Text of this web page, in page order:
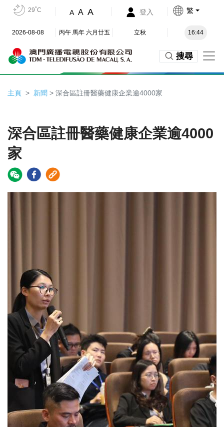
29˚C A A A 登入 繁
2026-08-08 丙午 馬年 六月廿五 立秋 16:44
搜尋
主頁 新聞 > 深合區註冊醫藥健康企業逾4000家
深合區註冊醫藥健康企業逾4000
家